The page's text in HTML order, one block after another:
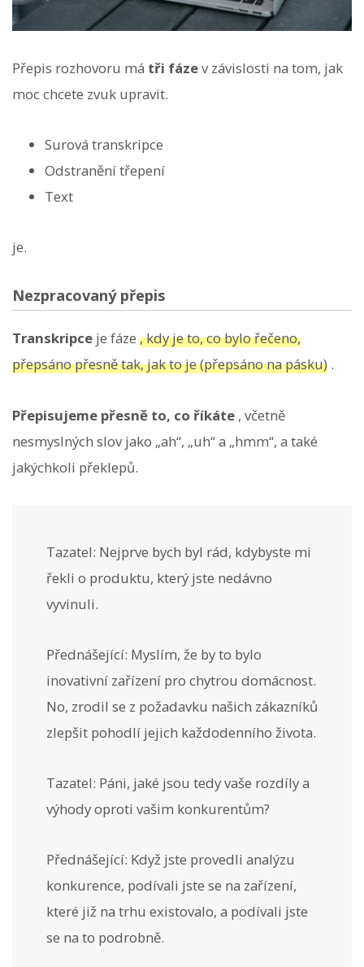
Přepis rozhovoru má tři fázev závislosti na tom, jak
moc chcete zvuk upravit.
Surová transkripce
Odstranění třepení
Text
je.
Nezpracovaný přepis
Transkripce je fáze , kdy je to, co bylo řečeno,
přepsáno přesně tak, jak to je (přepsáno na pásku) .
Přepisujeme přesně to, co říkáte , včetně
nesmyslných slov jako „ah“, „uh“ a „hmm“, a také
jakýchkoli překlepů.
Tazatel: Nejprve bych byl rád, kdybyste mi
řekli o produktu, který jste nedávno
vyvinuli.
Přednášející: Myslím, že by to bylo
inovativní zařízení pro chytrou domácnost.
No, zrodil se z požadavku našich zákazníků
zlepšit pohodlí jejich každodenního života.
Tazatel: Páni, jaké jsou tedy vaše rozdíly a
výhody oproti vašim konkurentům?
Přednášející: Když jste provedli analýzu
konkurence, podívali jste se na zařízení,
které již na trhu existovalo, a podívali jste
se na to podrobně.